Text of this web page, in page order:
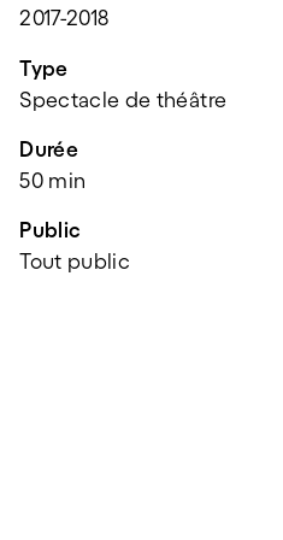
2017-2018
Type
Spectacle de théâtre
Durée
50 min
Public
Tout public